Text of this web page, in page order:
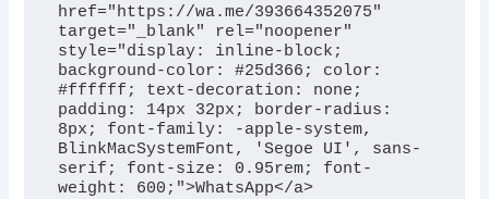
href="https://wa.me/393664352075"
target="_blank" rel="noopener"
style="display: inline-block;
background-color: #25d366; color:
#ffffff; text-decoration: none;
padding: 14px 32px; border-radius:
8px; font-family: -apple-system,
BlinkMacSystemFont, 'Segoe UI', sans-
serif; font-size: 0.95rem; font-
weight: 600;">WhatsApp</a>